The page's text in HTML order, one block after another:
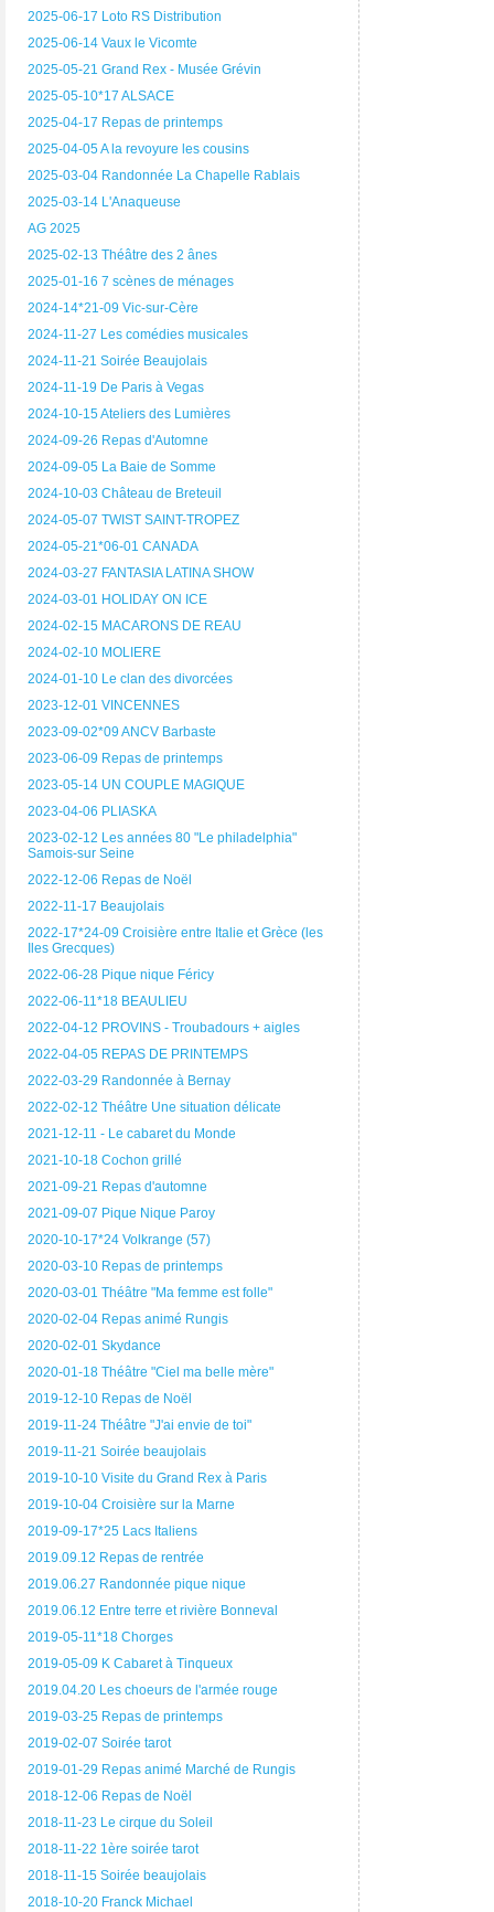
2025-06-17 Loto RS Distribution
2025-06-14 Vaux le Vicomte
2025-05-21 Grand Rex - Musée Grévin
2025-05-10*17 ALSACE
2025-04-17 Repas de printemps
2025-04-05 A la revoyure les cousins
2025-03-04 Randonnée La Chapelle Rablais
2025-03-14 L'Anaqueuse
AG 2025
2025-02-13 Théâtre des 2 ânes
2025-01-16 7 scènes de ménages
2024-14*21-09 Vic-sur-Cère
2024-11-27 Les comédies musicales
2024-11-21 Soirée Beaujolais
2024-11-19 De Paris à Vegas
2024-10-15 Ateliers des Lumières
2024-09-26 Repas d'Automne
2024-09-05 La Baie de Somme
2024-10-03 Château de Breteuil
2024-05-07 TWIST SAINT-TROPEZ
2024-05-21*06-01 CANADA
2024-03-27 FANTASIA LATINA SHOW
2024-03-01 HOLIDAY ON ICE
2024-02-15 MACARONS DE REAU
2024-02-10 MOLIERE
2024-01-10 Le clan des divorcées
2023-12-01 VINCENNES
2023-09-02*09 ANCV Barbaste
2023-06-09 Repas de printemps
2023-05-14 UN COUPLE MAGIQUE
2023-04-06 PLIASKA
2023-02-12 Les années 80 "Le philadelphia"
Samois-sur Seine
2022-12-06 Repas de Noël
2022-11-17 Beaujolais
2022-17*24-09 Croisière entre Italie et Grèce (les
Iles Grecques)
2022-06-28 Pique nique Féricy
2022-06-11*18 BEAULIEU
2022-04-12 PROVINS - Troubadours + aigles
2022-04-05 REPAS DE PRINTEMPS
2022-03-29 Randonnée à Bernay
2022-02-12 Théâtre Une situation délicate
2021-12-11 - Le cabaret du Monde
2021-10-18 Cochon grillé
2021-09-21 Repas d'automne
2021-09-07 Pique Nique Paroy
2020-10-17*24 Volkrange (57)
2020-03-10 Repas de printemps
2020-03-01 Théâtre "Ma femme est folle"
2020-02-04 Repas animé Rungis
2020-02-01 Skydance
2020-01-18 Théâtre "Ciel ma belle mère"
2019-12-10 Repas de Noël
2019-11-24 Théâtre "J'ai envie de toi"
2019-11-21 Soirée beaujolais
2019-10-10 Visite du Grand Rex à Paris
2019-10-04 Croisière sur la Marne
2019-09-17*25 Lacs Italiens
2019.09.12 Repas de rentrée
2019.06.27 Randonnée pique nique
2019.06.12 Entre terre et rivière Bonneval
2019-05-11*18 Chorges
2019-05-09 K Cabaret à Tinqueux
2019.04.20 Les choeurs de l'armée rouge
2019-03-25 Repas de printemps
2019-02-07 Soirée tarot
2019-01-29 Repas animé Marché de Rungis
2018-12-06 Repas de Noël
2018-11-23 Le cirque du Soleil
2018-11-22 1ère soirée tarot
2018-11-15 Soirée beaujolais
2018-10-20 Franck Michael